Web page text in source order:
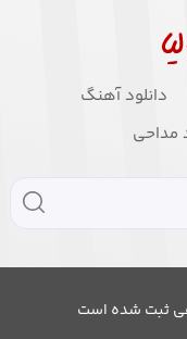
دانلود آهنگ
مداحی
ثبت شده است